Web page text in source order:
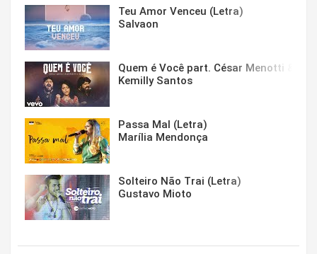
Teu Amor Venceu (Letra)
Salvaon
Quem é Você part. César Menotti &
Kemilly Santos
Passa Mal (Letra)
Marília Mendonça
Solteiro Não Trai (Letra)
Gustavo Mioto